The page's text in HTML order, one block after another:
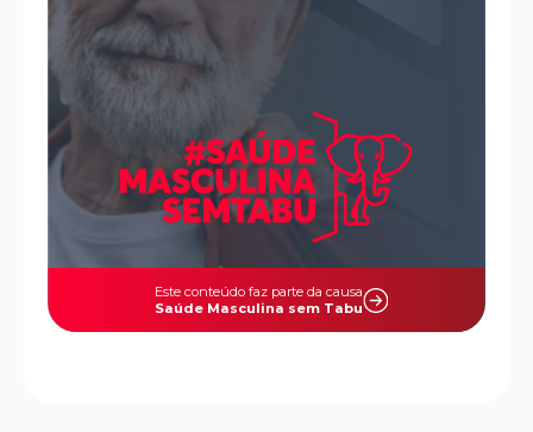
Este conteúdo faz parte da causa
Saúde Masculina sem Tabu